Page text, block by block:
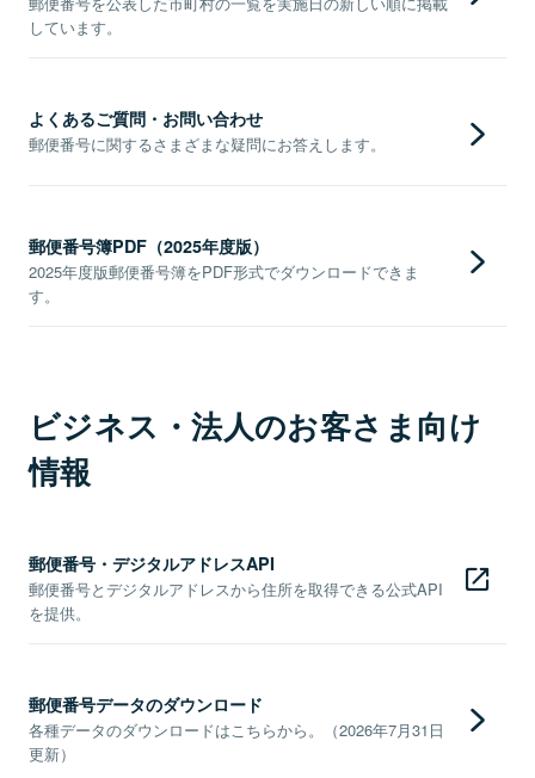
しています。
よくあるご質問・お問い合わせ
郵便番号に関するさまざまな疑問にお答えします。
郵便番号簿PDF（2025年度版）
2025年度版郵便番号簿をPDF形式でダウンロードできま
す。
ビジネス・法人のお客さま向け
情報
郵便番号・デジタルアドレスAPI
郵便番号とデジタルアドレスから住所を取得できる公式API
を提供。
郵便番号データのダウンロード
各種データのダウンロードはこちらから。（2026年7月31日
更新）